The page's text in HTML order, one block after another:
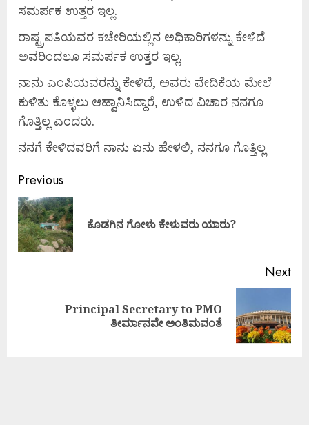
ಸಮರ್ಪಕ ಉತ್ತರ ಇಲ್ಲ.
ರಾಷ್ಟ್ರಪತಿಯವರ ಕಚೇರಿಯಲ್ಲಿನ ಅಧಿಕಾರಿಗಳನ್ನು ಕೇಳಿದೆ
ಅವರಿಂದಲೂ ಸಮರ್ಪಕ ಉತ್ತರ ಇಲ್ಲ.
ನಾನು ಎಂಪಿಯವರನ್ನು ಕೇಳಿದೆ, ಅವರು ವೇದಿಕೆಯ ಮೇಲೆ
ಕುಳಿತು ಕೊಳ್ಳಲು ಆಹ್ವಾನಿಸಿದ್ದಾರೆ, ಉಳಿದ ವಿಚಾರ ನನಗೂ
ಗೊತ್ತಿಲ್ಲ ಎಂದರು.
ನನಗೆ ಕೇಳಿದವರಿಗೆ ನಾನು ಏನು ಹೇಳಲಿ, ನನಗೂ ಗೊತ್ತಿಲ್ಲ
Previous
ಕೊಡಗಿನ ಗೋಳು ಕೇಳುವರು ಯಾರು?
Next
Principal Secretary to PMO
ತೀರ್ಮಾನವೇ ಅಂತಿಮವಂತೆ